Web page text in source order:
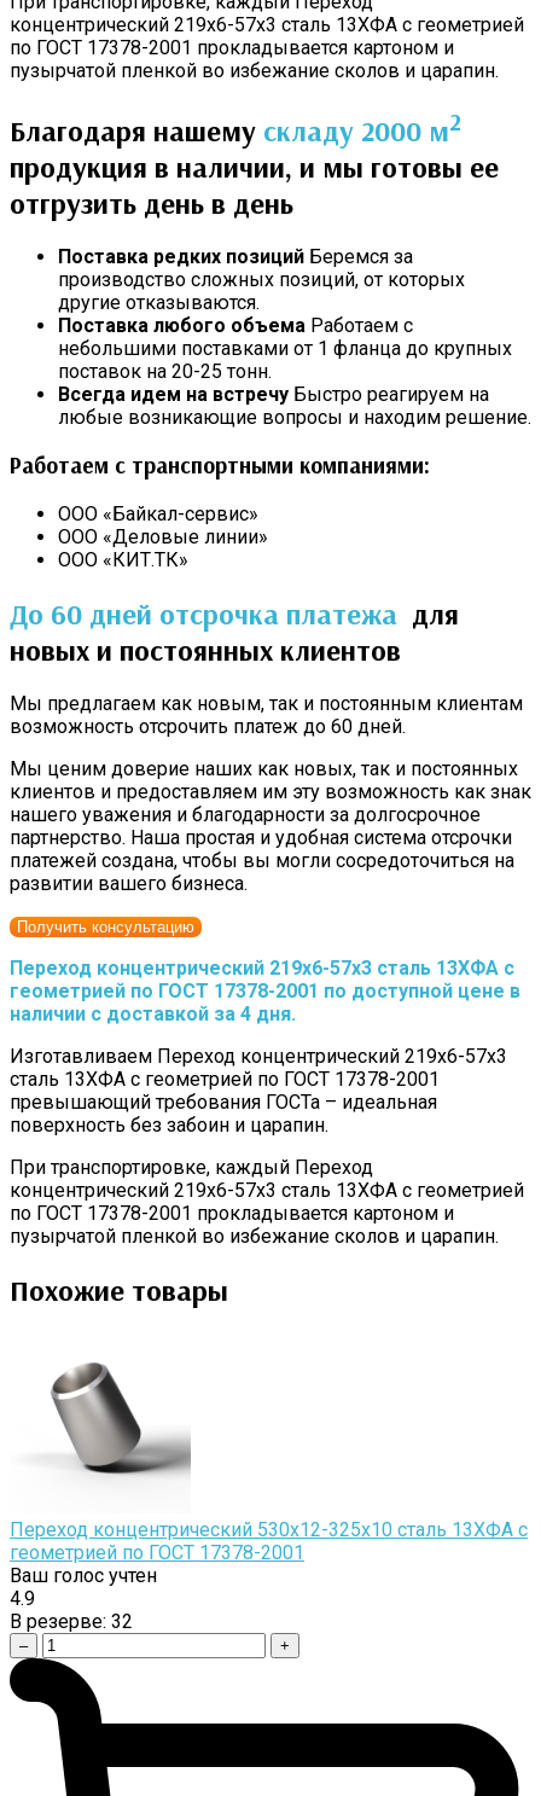
концентрический 219х6-57х3 сталь 13ХФА с геометрией
по ГОСТ 17378-2001 прокладывается картоном и
пузырчатой пленкой во избежание сколов и царапин.
Благодаря нашему складу 2000 м2
продукция в наличии, и мы готовы ее
отгрузить день в день
Поставка редких позиций Беремся за
производство сложных позиций, от которых
другие отказываются.
Поставка любого объема Работаем с
небольшими поставками от 1 фланца до крупных
поставок на 20-25 тонн.
Всегда идем на встречу Быстро реагируем на
любые возникающие вопросы и находим решение.
Работаем с транспортными компаниями:
ООО «Байкал-сервис»
ООО «Деловые линии»
ООО «КИТ.ТК»
До 60 дней отсрочка платежа для
новых и постоянных клиентов
Мы предлагаем как новым, так и постоянным клиентам
возможность отсрочить платеж до 60 дней.
Мы ценим доверие наших как новых, так и постоянных
клиентов и предоставляем им эту возможность как знак
нашего уважения и благодарности за долгосрочное
партнерство. Наша простая и удобная система отсрочки
платежей создана, чтобы вы могли сосредоточиться на
развитии вашего бизнеса.
Получить консультацию
Переход концентрический 219х6-57х3 сталь 13ХФА с
геометрией по ГОСТ 17378-2001 по доступной цене в
наличии с доставкой за 4 дня.
Изготавливаем Переход концентрический 219х6-57х3
сталь 13ХФА с геометрией по ГОСТ 17378-2001
превышающий требования ГОСТа – идеальная
поверхность без забоин и царапин.
При транспортировке, каждый Переход
концентрический 219х6-57х3 сталь 13ХФА с геометрией
по ГОСТ 17378-2001 прокладывается картоном и
пузырчатой пленкой во избежание сколов и царапин.
Похожие товары
Переход концентрический 530х12-325х10 сталь 13ХФА с
геометрией по ГОСТ 17378-2001
Ваш голос учтен
4.9
В резерве: 32
– +